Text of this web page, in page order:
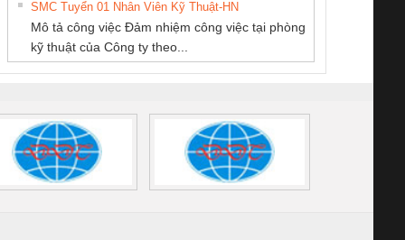
16I+
(2502520000)
BKE 1K5.4
(7791400879)2. Giá
SMC Tuyển 01 Nhân Viên Kỹ Thuật-HN
Mô tả công việc Đảm nhiệm công việc tại phòng
kỹ thuật của Công ty theo...